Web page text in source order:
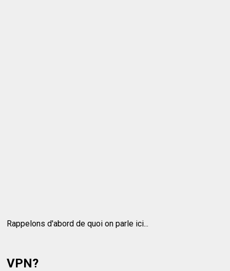
Rappelons d'abord de quoi on parle ici...
VPN?